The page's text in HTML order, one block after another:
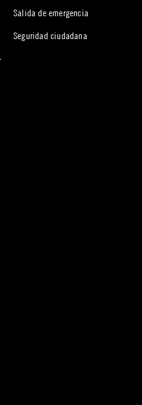
Salida de emergencia
Seguridad ciudadana